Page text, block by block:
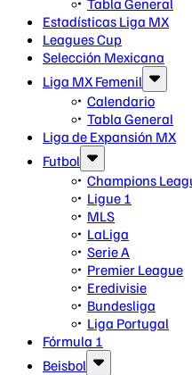
Tabla General
Estadísticas Liga MX
Leagues Cup
Selección Mexicana
Liga MX Femenil
Calendario
Tabla General
Liga de Expansión MX
Futbol
Champions
Ligue 1
MLS
LaLiga
Serie A
Premier League
Eredivisie
Bundesliga
Liga Portugal
Fórmula 1
Beisbol